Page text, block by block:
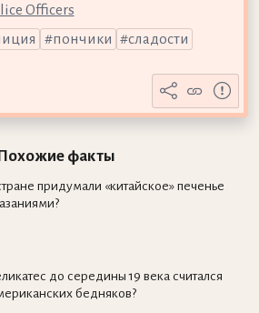
Officers
пончики
сладости
факты
придумали «китайское» печенье
до середины 19 века считался
бедняков?